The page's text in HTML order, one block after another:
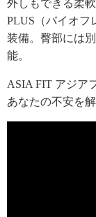
外しもできる柔
PLUS（バイオフ
装備。臀部には
能。
ASIA FIT アジア
あなたの不安を